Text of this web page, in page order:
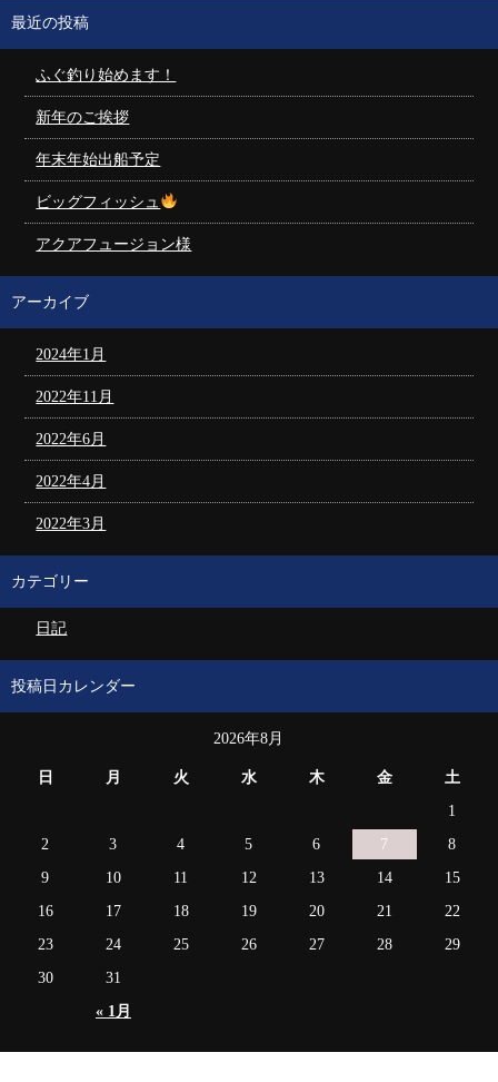
最近の投稿
ふぐ釣り始めます！
新年のご挨拶
年末年始出船予定
ビッグフィッシュ
アクアフュージョン様
アーカイブ
2024年1月
2022年11月
2022年6月
2022年4月
2022年3月
カテゴリー
日記
投稿日カレンダー
2026年8月
日 月 火 水 木 金 土
« 1月
1
2
3 4 5 6 7
8
9
10 11 12 13 14
15
16
17 18 19 20 21
22
23
24 25 26 27 28
29
30
31